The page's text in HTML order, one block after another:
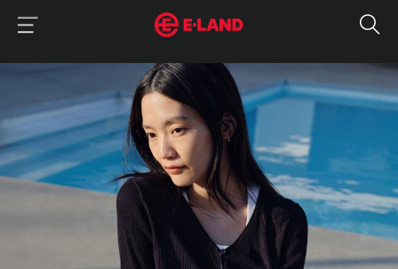
매거진 상세보기